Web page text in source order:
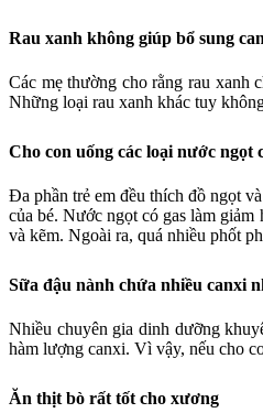
Rau xanh không giúp bổ sung
Các mẹ thường cho rằng rau xanh
Những loại rau xanh khác tuy
Cho con uống các loại nước ngọt
Đa phần trẻ em đều thích đồ ngọt
của bé. Nước ngọt có gas làm
và kẽm. Ngoài ra, quá nhiều phốt
Sữa đậu nành chứa nhiều canxi
Nhiều chuyên gia dinh dưỡng
hàm lượng canxi. Vì vậy, nếu cho
Ăn thịt bò rất tốt cho xương